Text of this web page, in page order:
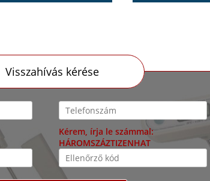
Visszahívás kérése
Kérem, írja le számmal:
HÁROMSZÁZTIZENHAT